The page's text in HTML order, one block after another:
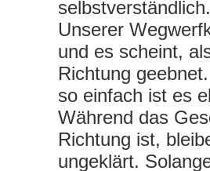
Unserer
und es scheint,
Richtung
so einfach ist es
Während das
Richtung ist,
ungeklärt.